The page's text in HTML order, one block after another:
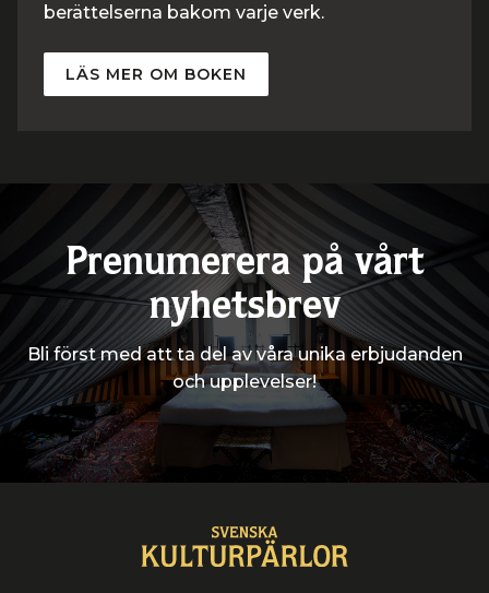
berättelserna bakom varje verk.
LÄS MER OM BOKEN
Prenumerera på vårt
nyhetsbrev
Bli först med att ta del av våra unika erbjudanden
och upplevelser!